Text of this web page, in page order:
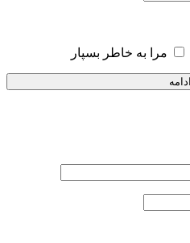
مرا به خاطر بسپار
ادامه